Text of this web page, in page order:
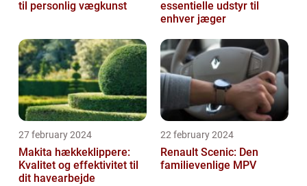
til personlig vægkunst
essentielle udstyr til
enhver jæger
27 february 2024
Makita hækkeklippere:
Kvalitet og effektivitet til
dit havearbejde
22 february 2024
Renault Scenic: Den
familievenlige MPV